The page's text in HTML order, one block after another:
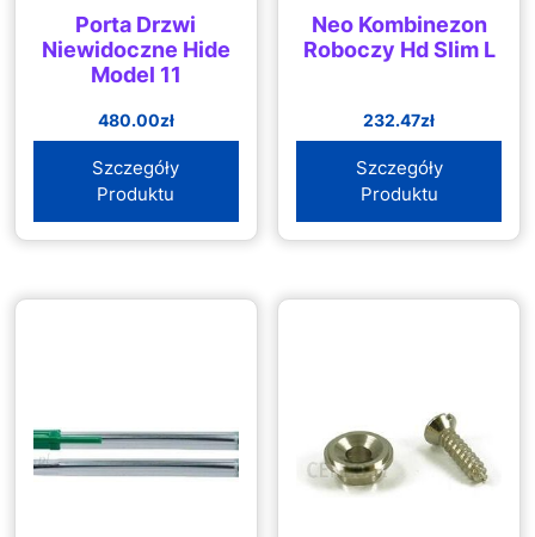
Porta Drzwi
Niewidoczne Hide
Model 11
480.00zł
Szczegóły
Produktu
Neo Kombinezon
Roboczy Hd Slim L
232.47zł
Szczegóły
Produktu